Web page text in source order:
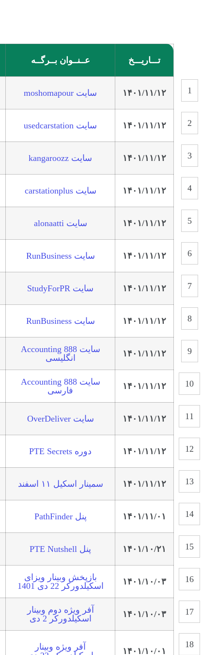
تـــاریـــخ عــنــوان بــرگــه
۱۴۰۱/۱۱/۱۲ سایت moshomapour
۱۴۰۱/۱۱/۱۲ سایت usedcarstation
۱۴۰۱/۱۱/۱۲ سایت kangaroozz
۱۴۰۱/۱۱/۱۲ سایت carstationplus
۱۴۰۱/۱۱/۱۲ سایت alonaatti
۱۴۰۱/۱۱/۱۲ سایت RunBusiness
۱۴۰۱/۱۱/۱۲ سایت StudyForPR
۱۴۰۱/۱۱/۱۲ سایت RunBusiness
۱۴۰۱/۱۱/۱۲
سایت 888 Accounting
انگلیسی
۱۴۰۱/۱۱/۱۲
سایت 888 Accounting
فارسی
۱۴۰۱/۱۱/۱۲ سایت OverDeliver
۱۴۰۱/۱۱/۱۲ دوره PTE Secrets
۱۴۰۱/۱۱/۱۲ سمینار اسکیل ۱۱ اسفند
۱۴۰۱/۱۱/۰۱ پنل PathFinder
۱۴۰۱/۱۰/۲۱ پنل PTE Nutshell
۱۴۰۱/۱۰/۰۳
بازپخش وبینار ویزای
اسکیلدورکر 22 دی 1401
۱۴۰۱/۱۰/۰۳
آفر ویژه دوم وبینار
اسکیلدورکر 2 دی
۱۴۰۱/۱۰/۰۱
آفر ویژه وبینار